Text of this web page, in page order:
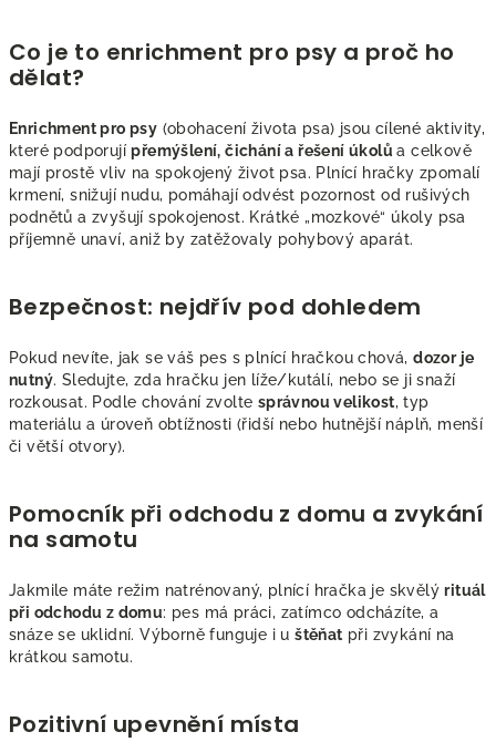
í
v
k
y
v
ý
s
Co je to enrichment pro psy a proč ho
dělat?
Enrichment pro psy (obohacení života psa) jsou cílené aktivity,
které podporujípřemýšlení, čichání a řešení úkolůa celkově
mají prostě vliv na spokojený život psa. Plnící hračky zpomalí
krmení, snižují nudu, pomáhají odvést pozornost od rušivých
podnětů a zvyšují spokojenost. Krátké „mozkové“ úkoly psa
příjemně unaví, aniž by zatěžovaly pohybový aparát.
Bezpečnost: nejdřív pod dohledem
Pokud nevíte, jak se váš pes s plnící hračkou chová,dozor je
nutný. Sledujte, zda hračku jen líže/kutálí, nebo se ji snaží
rozkousat. Podle chování zvolte správnou velikost, typ
materiálu a úroveň obtížnosti (řidší nebo hutnější náplň, menší
či větší otvory).
Pomocník při odchodu z domu a zvykání
na samotu
Jakmile máte režim natrénovaný, plnící hračka je skvělýrituál
při odchodu z domu: pes má práci, zatímco odcházíte, a
snáze se uklidní. Výborně funguje i uštěňat při zvykání na
krátkou samotu.
Pozitivní upevnění místa